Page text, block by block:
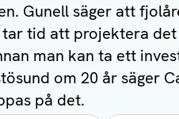
Gunell säger att
tid att projektera
man kan ta ett
om 20 år säger
på det.